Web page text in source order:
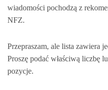
wiadomości pochodzą z
NFZ.
Przepraszam, ale lista zawiera
Proszę podać właściwą liczbę
pozycje.